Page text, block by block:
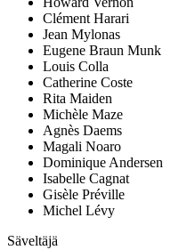
Clément Harari
Jean Mylonas
Eugene Braun Munk
Louis Colla
Catherine Coste
Rita Maiden
Michèle Maze
Agnès Daems
Magali Noaro
Dominique Andersen
Isabelle Cagnat
Gisèle Préville
Michel Lévy
Säveltäjä